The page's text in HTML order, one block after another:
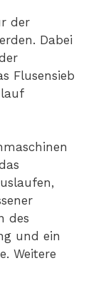
der
Dabei
Flusensieb
des
und ein
Weitere